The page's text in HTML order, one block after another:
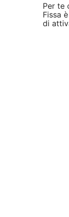
Per te
Fissa
di